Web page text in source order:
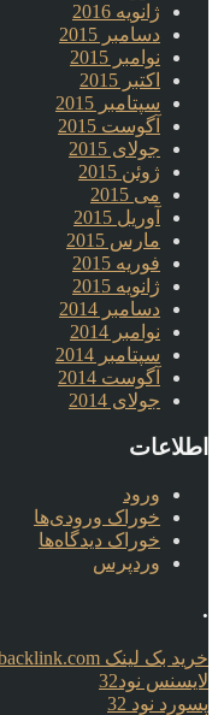
ژانویه 2016
دسامبر 2015
نوامبر 2015
اکتبر 2015
سپتامبر 2015
آگوست 2015
جولای 2015
ژوئن 2015
می 2015
آوریل 2015
مارس 2015
فوریه 2015
ژانویه 2015
دسامبر 2014
نوامبر 2014
سپتامبر 2014
آگوست 2014
جولای 2014
اطلاعات
ورود
خوراک ورودی‌ها
خوراک دیدگاه‌ها
وردپرس
.
خرید بک لینک behtarinbacklink.com
لایسنس نود32
پسورد نود 32